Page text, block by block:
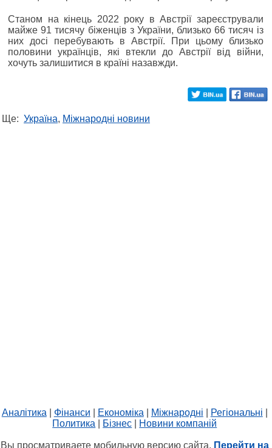
Станом на кінець 2022 року в Австрії зареєстрували
майже 91 тисячу біженців з України, близько 66 тисяч із
них досі перебувають в Австрії. При цьому близько
половини українців, які втекли до Австрії від війни,
хочуть залишитися в країні назавжди.
Ще: Україна, Міжнародні новини
Аналітика Фінанси Економіка Міжнародні Регіональні
Политика
Бізнес Новини компаній
Вы просматриваете мобильную версию сайта. Перейти на